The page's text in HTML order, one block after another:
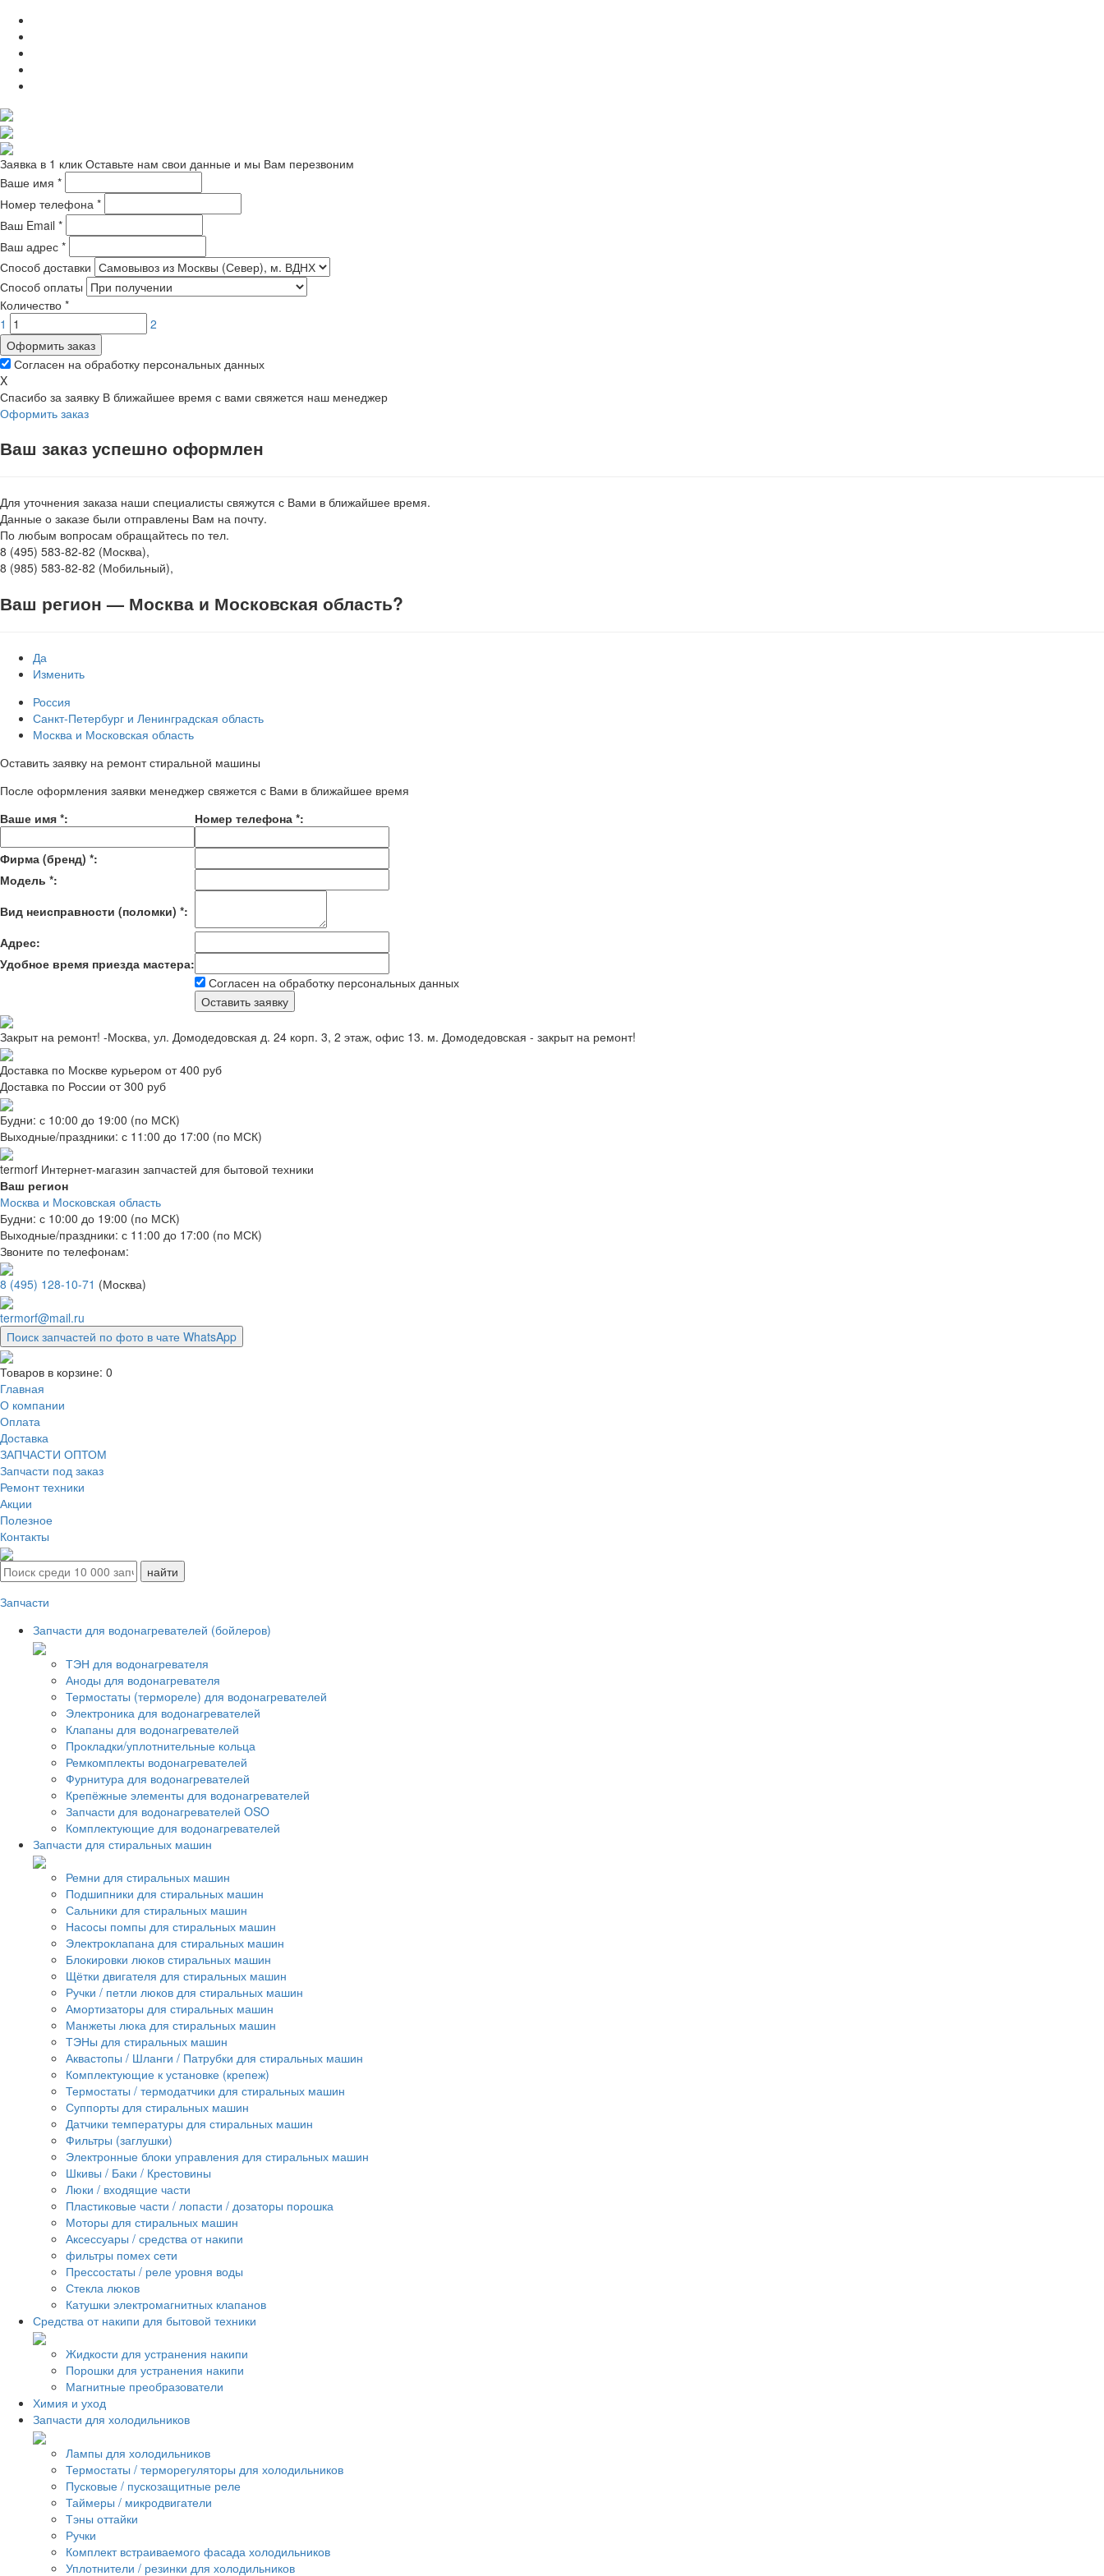
Заявка в 1 клик Оставьте нам свои данные и мы Вам перезвоним
Ваше имя *
Номер телефона *
Ваш Email *
Ваш адрес *
Способ доставки
Способ оплаты
Количество *
1
2
Оформить заказ
Согласен на обработку персональных данных
X
Спасибо за заявку В ближайшее время с вами свяжется наш менеджер
Оформить заказ
Ваш заказ успешно оформлен
Для уточнения заказа наши специалисты свяжутся с Вами в ближайшее время.
Данные о заказе были отправлены Вам на почту.
По любым вопросам обращайтесь по тел.
8 (495) 583-82-82 (Москва),
8 (985) 583-82-82 (Мобильный),
Ваш регион — Москва и Московская область?
Да
Изменить
Россия
Санкт-Петербург и Ленинградская область
Москва и Московская область
Оставить заявку на ремонт стиральной машины
После оформления заявки менеджер свяжется с Вами в ближайшее время
Ваше имя *: Номер телефона *:
Фирма (бренд) *:
Модель *:
Вид неисправности (поломки) *:
Адрес:
Удобное время приезда мастера:
Согласен на обработку персональных данных
Закрыт на ремонт! -Москва, ул. Домодедовская д. 24 корп. 3, 2 этаж, офис 13. м. Домодедовская - закрыт на ремонт!
Доставка по Москве курьером от 400 руб
Доставка по России от 300 руб
Будни: с 10:00 до 19:00 (по МСК)
Выходные/праздники: с 11:00 до 17:00 (по МСК)
termorf Интернет-магазин запчастей для бытовой техники
Ваш регион
Москва и Московская область
Будни: с 10:00 до 19:00 (по МСК)
Выходные/праздники: с 11:00 до 17:00 (по МСК)
Звоните по телефонам:
8 (495) 128-10-71 (Москва)
termorf@mail.ru
Поиск запчастей по фото в чате WhatsApp
Товаров в корзине: 0
Главная
О компании
Оплата
Доставка
ЗАПЧАСТИ ОПТОМ
Запчасти под заказ
Ремонт техники
Акции
Полезное
Контакты
Запчасти
Запчасти для водонагревателей (бойлеров)
ТЭН для водонагревателя
Аноды для водонагревателя
Термостаты (термореле) для водонагревателей
Электроника для водонагревателей
Клапаны для водонагревателей
Прокладки/уплотнительные кольца
Ремкомплекты водонагревателей
Фурнитура для водонагревателей
Крепёжные элементы для водонагревателей
Запчасти для водонагревателей OSO
Комплектующие для водонагревателей
Запчасти для стиральных машин
Ремни для стиральных машин
Подшипники для стиральных машин
Сальники для стиральных машин
Насосы помпы для стиральных машин
Электроклапана для стиральных машин
Блокировки люков стиральных машин
Щётки двигателя для стиральных машин
Ручки / петли люков для стиральных машин
Амортизаторы для стиральных машин
Манжеты люка для стиральных машин
ТЭНы для стиральных машин
Аквастопы / Шланги / Патрубки для стиральных машин
Комплектующие к установке (крепеж)
Термостаты / термодатчики для стиральных машин
Суппорты для стиральных машин
Датчики температуры для стиральных машин
Фильтры (заглушки)
Электронные блоки управления для стиральных машин
Шкивы / Баки / Крестовины
Люки / входящие части
Пластиковые части / лопасти / дозаторы порошка
Моторы для стиральных машин
Аксессуары / средства от накипи
фильтры помех сети
Прессостаты / реле уровня воды
Стекла люков
Катушки электромагнитных клапанов
Средства от накипи для бытовой техники
Жидкости для устранения накипи
Порошки для устранения накипи
Магнитные преобразователи
Химия и уход
Запчасти для холодильников
Лампы для холодильников
Термостаты / терморегуляторы для холодильников
Пусковые / пускозащитные реле
Таймеры / микродвигатели
Тэны оттайки
Ручки
Комплект встраиваемого фасада холодильников
Уплотнители / резинки для холодильников